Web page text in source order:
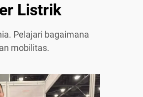
Listrik
Pelajari bagaimana
mobilitas.